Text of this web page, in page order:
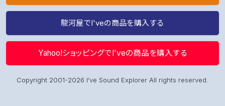
駿河屋でI'veの商品を購入する
Yahoo!ショッピングでI'veの商品を購入する
Copyright 2001-2026 I've Sound Explorer All rights reserved.